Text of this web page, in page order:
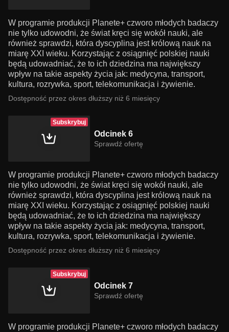
W programie produkcji Planete+ czworo młodych badaczy
nie tylko udowodni, że świat kręci się wokół nauki, ale
również sprawdzi, która dyscyplina jest królową nauk na
miarę XXI wieku. Korzystając z osiągnięć polskiej nauki
będą udowadniać, że to ich dziedzina ma największy
wpływ na takie aspekty życia jak: medycyna, transport,
kultura, rozrywka, sport, telekomunikacja i żywienie.
Dostępność przez okres dłuższy niż 6 miesięcy
Subskrybuj
Odcinek 6
Sprawdź ofertę
W programie produkcji Planete+ czworo młodych badaczy
nie tylko udowodni, że świat kręci się wokół nauki, ale
również sprawdzi, która dyscyplina jest królową nauk na
miarę XXI wieku. Korzystając z osiągnięć polskiej nauki
będą udowadniać, że to ich dziedzina ma największy
wpływ na takie aspekty życia jak: medycyna, transport,
kultura, rozrywka, sport, telekomunikacja i żywienie.
Dostępność przez okres dłuższy niż 6 miesięcy
Subskrybuj
Odcinek 7
Sprawdź ofertę
W programie produkcji Planete+ czworo młodych badaczy